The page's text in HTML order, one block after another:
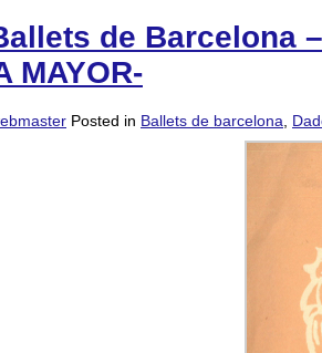
de Barcelona
MAYOR-
Posted in Ballets de barcelona